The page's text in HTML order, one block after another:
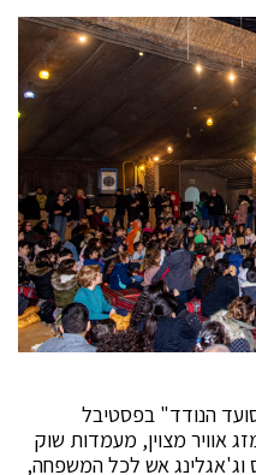
הנודד" בפסטיבל
אוויר מצוין, מעמדות שוק
וג'אגלינג אש לכל המשפחה,